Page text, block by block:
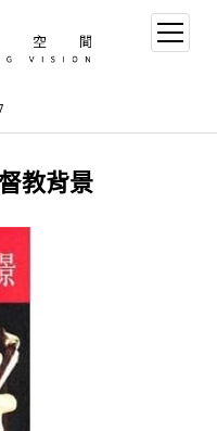
open
menu
教背景